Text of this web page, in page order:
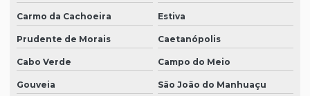
Carmo da Cachoeira Estiva
Prudente de Morais Caetanópolis
Cabo Verde Campo do Meio
Gouveia São João do Manhuaçu